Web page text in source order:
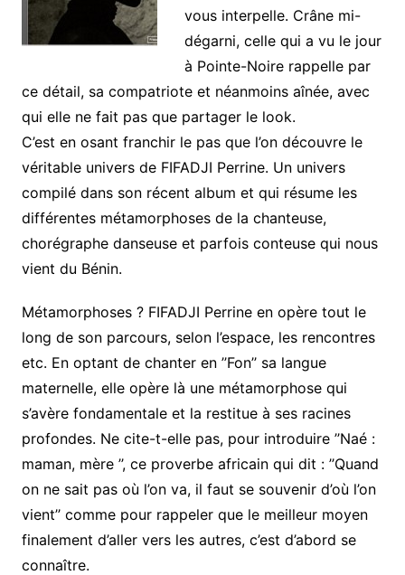
vous interpelle. Crâne mi-
dégarni, celle qui a vu le jour
à Pointe-Noire rappelle par
ce détail, sa compatriote et néanmoins aînée, avec
qui elle ne fait pas que partager le look.
C’est en osant franchir le pas que l’on découvre le
véritable univers de FIFADJI Perrine. Un univers
compilé dans son récent album et qui résume les
différentes métamorphoses de la chanteuse,
chorégraphe danseuse et parfois conteuse qui nous
vient du Bénin.
Métamorphoses ? FIFADJI Perrine en opère tout le
long de son parcours, selon l’espace, les rencontres
etc. En optant de chanter en ’’Fon’’ sa langue
maternelle, elle opère là une métamorphose qui
s’avère fondamentale et la restitue à ses racines
profondes. Ne cite-t-elle pas, pour introduire ’’Naé :
maman, mère ’’, ce proverbe africain qui dit : ’’Quand
on ne sait pas où l’on va, il faut se souvenir d’où l’on
vient’’ comme pour rappeler que le meilleur moyen
finalement d’aller vers les autres, c’est d’abord se
connaître.